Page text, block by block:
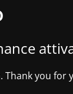
Thank you for